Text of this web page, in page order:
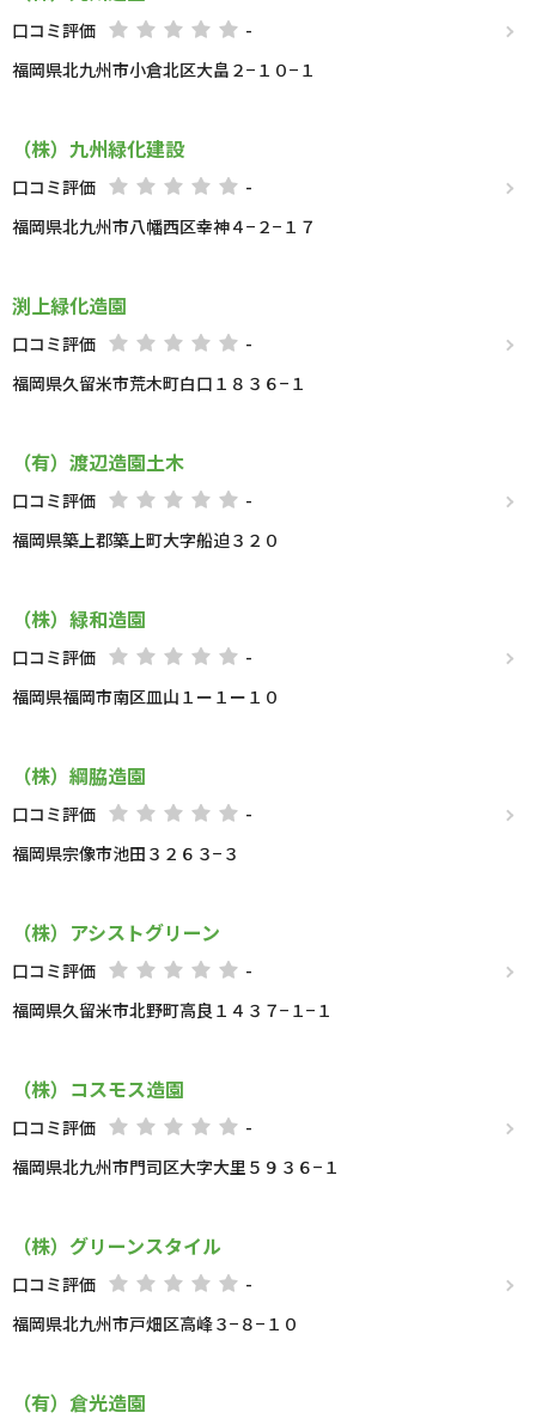
口コミ評価
-
福岡県北九州市小倉北区大畠２−１０−１
（株）九州緑化建設
口コミ評価
-
福岡県北九州市八幡西区幸神４−２−１７
渕上緑化造園
口コミ評価
-
福岡県久留米市荒木町白口１８３６−１
（有）渡辺造園土木
口コミ評価
-
福岡県築上郡築上町大字船迫３２０
（株）緑和造園
口コミ評価
-
福岡県福岡市南区皿山１ー１ー１０
（株）綱脇造園
口コミ評価
-
福岡県宗像市池田３２６３−３
（株）アシストグリーン
口コミ評価
-
福岡県久留米市北野町高良１４３７−１−１
（株）コスモス造園
口コミ評価
-
福岡県北九州市門司区大字大里５９３６−１
（株）グリーンスタイル
口コミ評価
-
福岡県北九州市戸畑区高峰３−８−１０
（有）倉光造園